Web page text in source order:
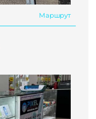
Маршрут